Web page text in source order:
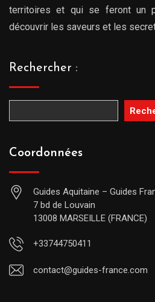
territoires et qui se feront un
découvrir les saveurs et les
Rechercher :
Coordonnées
Guides Aquitaine – Guides
7 bd de Louvain
13008 MARSEILLE (FRANCE)
+33744750411
contact@guides-france.com